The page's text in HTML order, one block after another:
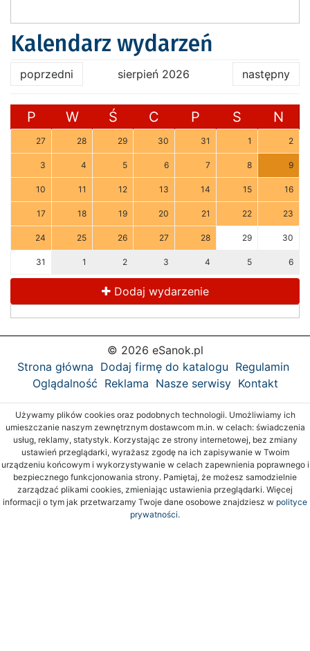
Kalendarz wydarzeń
poprzedni sierpień 2026 następny
P W Ś C P S N
27 28 29 30 31 1 2
3 4 5 6 7 8 9
10 11 12 13 14 15 16
17 18 19 20 21 22 23
24 25 26 27 28 29 30
31 1 2 3 4 5 6
Dodaj wydarzenie
© 2026 eSanok.pl
Strona główna Dodaj firmę do katalogu Regulamin
Oglądalność Reklama Nasze serwisy Kontakt
Używamy plików cookies oraz podobnych technologii. Umożliwiamy ich
umieszczanie naszym zewnętrznym dostawcom m.in. w celach: świadczenia
usług, reklamy, statystyk. Korzystając ze strony internetowej, bez zmiany
ustawień przeglądarki, wyrażasz zgodę na ich zapisywanie w Twoim
urządzeniu końcowym i wykorzystywanie w celach zapewnienia poprawnego i
bezpiecznego funkcjonowania strony. Pamiętaj, że możesz samodzielnie
zarządzać plikami cookies, zmieniając ustawienia przeglądarki. Więcej
informacji o tym jak przetwarzamy Twoje dane osobowe znajdziesz w polityce
prywatności.